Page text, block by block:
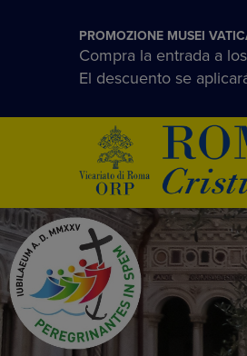
PROMOZIONE MUSEI
Compra la entrada a los
El descuento se